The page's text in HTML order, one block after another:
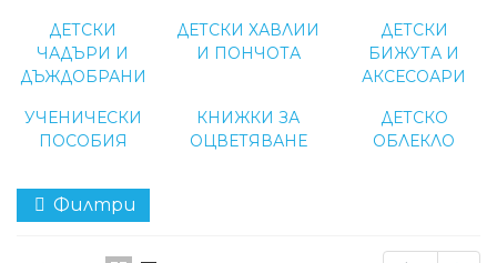
ДЕТСКИ
ЧАДЪРИ И
ДЪЖДОБРАНИ
ДЕТСКИ ХАВЛИИ
И ПОНЧОТА
ДЕТСКИ
БИЖУТА И
АКСЕСОАРИ
УЧЕНИЧЕСКИ
ПОСОБИЯ
КНИЖКИ ЗА
ОЦВЕТЯВАНЕ
ДЕТСКО
ОБЛЕКЛО
Филтри